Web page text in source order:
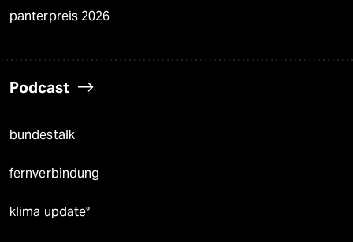
panterpreis 2026
Podcast
bundestalk
fernverbindung
klima update°